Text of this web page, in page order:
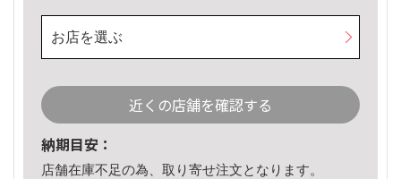
お店を選ぶ
近くの店舗を確認する
納期目安：
店舗在庫不足の為、取り寄せ注文となります。